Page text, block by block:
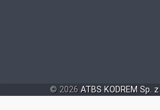
© 2026ATBS KODREM Sp.